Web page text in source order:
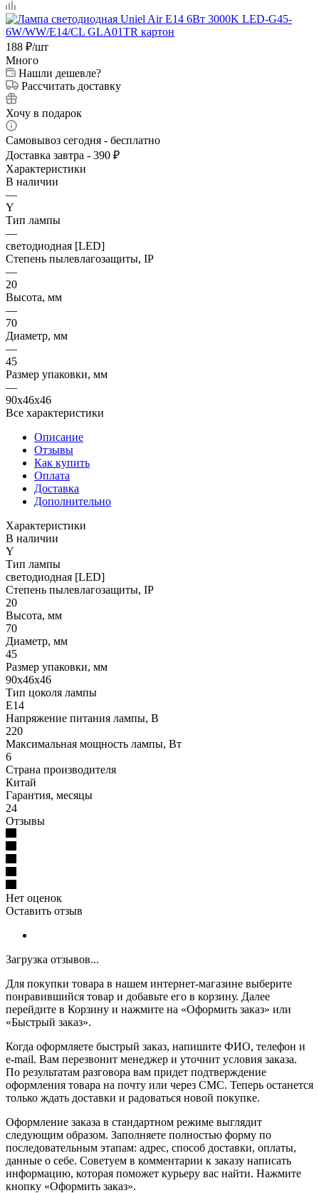
188 ₽/шт
Много
Нашли дешевле?
Рассчитать доставку
Хочу в подарок
Самовывоз сегодня - бесплатно
Доставка завтра - 390 ₽
Характеристики
В наличии
—
Y
Тип лампы
—
светодиодная [LED]
Степень пылевлагозащиты, IP
—
20
Высота, мм
—
70
Диаметр, мм
—
45
Размер упаковки, мм
—
90x46x46
Все характеристики
Описание
Отзывы
Как купить
Оплата
Доставка
Дополнительно
Характеристики
В наличии
Y
Тип лампы
светодиодная [LED]
Степень пылевлагозащиты, IP
20
Высота, мм
70
Диаметр, мм
45
Размер упаковки, мм
90x46x46
Тип цоколя лампы
E14
Напряжение питания лампы, В
220
Максимальная мощность лампы, Вт
6
Страна производителя
Китай
Гарантия, месяцы
24
Отзывы
Нет оценок
Оставить отзыв
Загрузка отзывов...
Для покупки товара в нашем интернет-магазине выберите
понравившийся товар и добавьте его в корзину. Далее
перейдите в Корзину и нажмите на «Оформить заказ» или
«Быстрый заказ».
Когда оформляете быстрый заказ, напишите ФИО, телефон и
e-mail. Вам перезвонит менеджер и уточнит условия заказа.
По результатам разговора вам придет подтверждение
оформления товара на почту или через СМС. Теперь останется
только ждать доставки и радоваться новой покупке.
Оформление заказа в стандартном режиме выглядит
следующим образом. Заполняете полностью форму по
последовательным этапам: адрес, способ доставки, оплаты,
данные о себе. Советуем в комментарии к заказу написать
информацию, которая поможет курьеру вас найти. Нажмите
кнопку «Оформить заказ».